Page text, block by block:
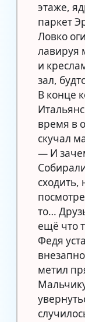
этаже,
паркет
Ловко
лавируя
и
зал,
В конце
время в
скучал
— И
то…
ещё что
Федя
метил